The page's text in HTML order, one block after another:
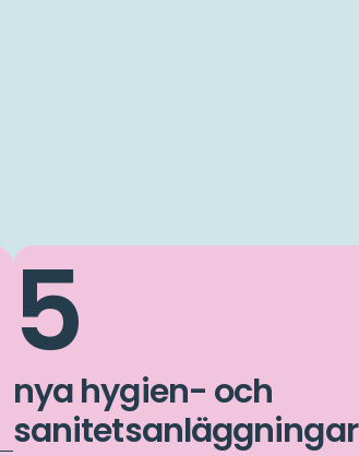
5
nya hygien- och
sanitetsanläggningar